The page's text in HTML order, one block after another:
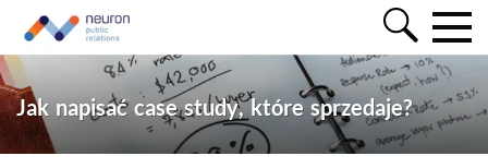
Jak napisać case study, które sprzedaje?